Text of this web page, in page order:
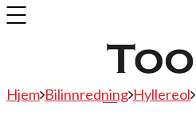
Hjem Bilinnredning Hyllereol